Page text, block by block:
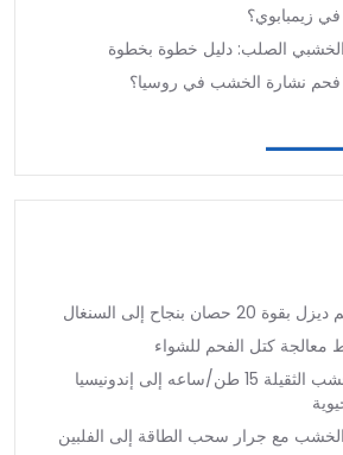
زيمبابوي؟
الصلب: دليل خطوة بخطوة
نشارة الخشب في روسيا؟
بنجاح إلى السنغال
معالجة كتل الفحم للشواء
تم تصدير مفرمة الخشب الثقيلة 15 طن/ساعه إلى إندونيسيا
مع جرار سحب الطاقة إلى الفلبين